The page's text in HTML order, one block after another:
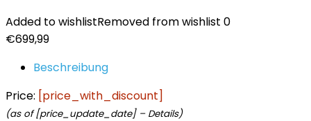
Added to wishlistRemoved from wishlist 0
€699,99
Beschreibung
Price: [price_with_discount]
(as of [price_update_date] – Details)